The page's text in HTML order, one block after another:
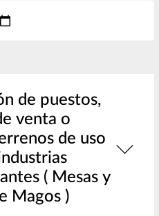
de puestos,
venta o
de uso
( Mesas y
Magos )